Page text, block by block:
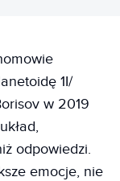
1I/
w 2019
odpowiedzi.
emocje, nie